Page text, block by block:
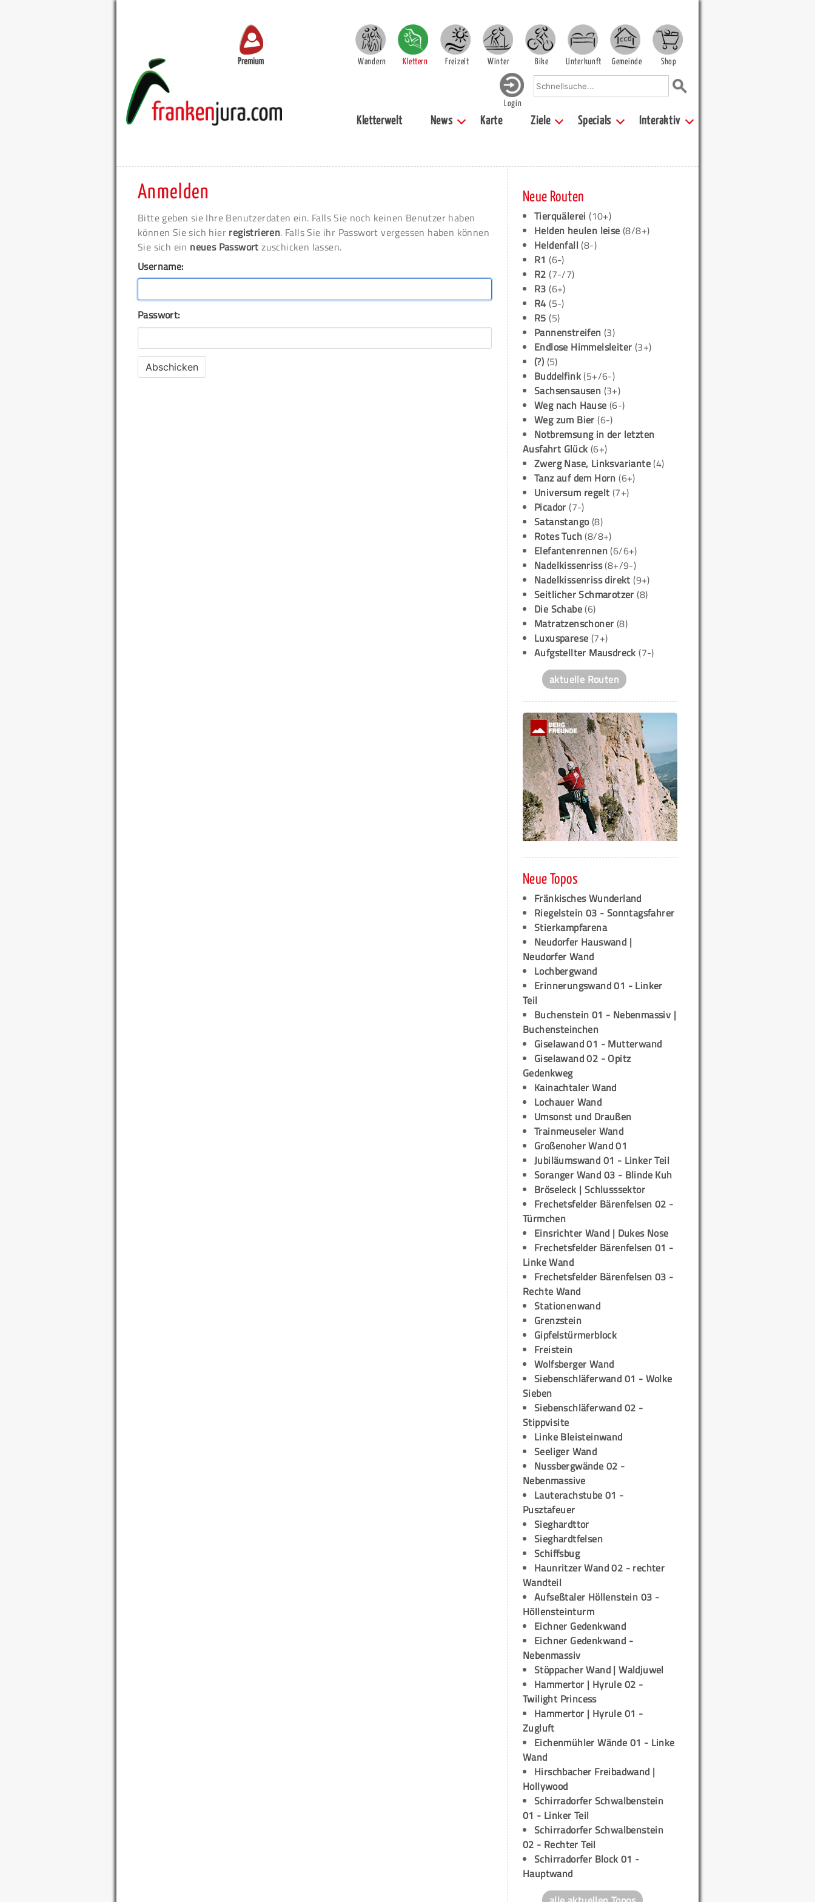
Premium Wandern Klettern Freizeit Winter Bike Unterkunft Gemeinde Shop
Login
Kletterwelt News Karte Ziele Specials Interaktiv
Anmelden
Bitte geben sie Ihre Benutzerdaten ein. Falls Sie noch keinen Benutzer haben
können Sie sich hier registrieren. Falls Sie ihr Passwort vergessen haben können
Sie sich ein neues Passwort zuschicken lassen.
Username:
Passwort:
Neue Routen
Tierquälerei (10+)
Helden heulen leise(8/8+)
Heldenfall(8-)
R1 (6-)
R2 (7-/7)
R3 (6+)
R4 (5-)
R5 (5)
Pannenstreifen (3)
Endlose Himmelsleiter (3+)
(?) (5)
Buddelfink(5+/6-)
Sachsensausen (3+)
Weg nach Hause (6-)
Weg zum Bier (6-)
Notbremsung in der letzten
Ausfahrt Glück (6+)
Zwerg Nase, Linksvariante(4)
Tanz auf dem Horn (6+)
Universum regelt (7+)
Picador (7-)
Satanstango(8)
Rotes Tuch(8/8+)
Elefantenrennen(6/6+)
Nadelkissenriss(8+/9-)
Nadelkissenriss direkt (9+)
Seitlicher Schmarotzer (8)
Die Schabe(6)
Matratzenschoner (8)
Luxusparese (7+)
Aufgstellter Mausdreck (7-)
aktuelle Routen
Neue Topos
Fränkisches Wunderland
Riegelstein 03 - Sonntagsfahrer
Stierkampfarena
Neudorfer Hauswand |
Neudorfer Wand
Lochbergwand
Erinnerungswand 01 - Linker
Teil
Buchenstein 01 - Nebenmassiv |
Buchensteinchen
Giselawand 01 - Mutterwand
Giselawand 02 - Opitz
Gedenkweg
Kainachtaler Wand
Lochauer Wand
Umsonst und Draußen
Trainmeuseler Wand
Großenoher Wand 01
Jubiläumswand 01 - Linker Teil
Soranger Wand 03 - Blinde Kuh
Bröseleck | Schlusssektor
Frechetsfelder Bärenfelsen 02 -
Türmchen
Einsrichter Wand | Dukes Nose
Frechetsfelder Bärenfelsen 01 -
Linke Wand
Frechetsfelder Bärenfelsen 03 -
Rechte Wand
Stationenwand
Grenzstein
Gipfelstürmerblock
Freistein
Wolfsberger Wand
Siebenschläferwand 01 - Wolke
Sieben
Siebenschläferwand 02 -
Stippvisite
Linke Bleisteinwand
Seeliger Wand
Nussbergwände 02 -
Nebenmassive
Lauterachstube 01 -
Pusztafeuer
Sieghardttor
Sieghardtfelsen
Schiffsbug
Haunritzer Wand 02 - rechter
Wandteil
Aufseßtaler Höllenstein 03 -
Höllensteinturm
Eichner Gedenkwand
Eichner Gedenkwand -
Nebenmassiv
Stöppacher Wand | Waldjuwel
Hammertor | Hyrule 02 -
Twilight Princess
Hammertor | Hyrule 01 -
Zugluft
Eichenmühler Wände 01 - Linke
Wand
Hirschbacher Freibadwand |
Hollywood
Schirradorfer Schwalbenstein
01 - Linker Teil
Schirradorfer Schwalbenstein
02 - Rechter Teil
Schirradorfer Block 01 -
Hauptwand